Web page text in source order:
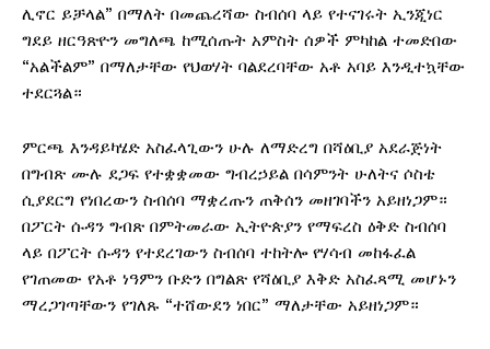
ሊኖር ይቻላል” በማለት በመጨረሻው ስብሰባ ላይ የተናገሩት ኢንጂነር
ግደይ ዘርዓጽዮን መግለጫ ከሚሰጡት አምስት ሰዎች ምካከል ተመድበው
“አልችልም” በማለታቸው የህወሃት ባልደረባቸው አቶ አባይ እንዲተኳቸው
ተደርጓል።
ምርጫ እንዳይካሄድ አስፈላጊውን ሁሉ ለማድረግ በሻዕቢያ አደራጅነት
በግብጽ ሙሉ ደጋፍ የተቋቋመው ግብረኃይል በሳምንት ሁለትና ሶስቴ
ሲያደርግ የነበረውን ስብሰባ ማቋረጡን ጠቅሰን መዘገባችን አይዘነጋም።
በፖርት ሱዳን ግብጽ በምትመራው ኢትዮጵያን የማፍረስ ዕቅድ ስብሰባ
ላይ በፖርት ሱዳን የተደረገውን ስብሰባ ተከትሎ የሃሳብ መከፋፈል
የገጠመው የአቶ ነዓምን ቡድን በግልጽ የሻዕቢያ እቅድ አስፈጻሚ መሆኑን
ማረጋገጣቸውን የገለጹ “ተሸውደን ነበር” ማለታቸው አይዘነጋም።